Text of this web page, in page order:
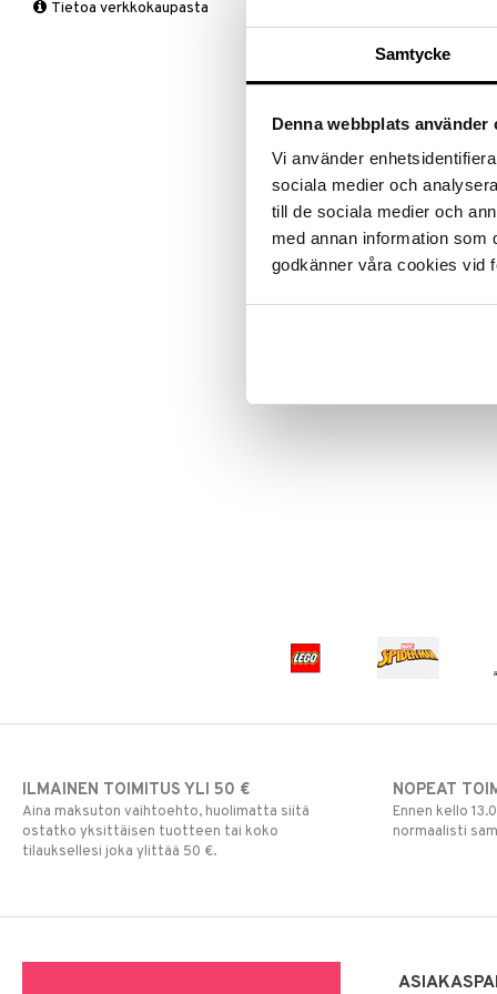
Samtycke
Denna webbplats använder
Vi använder
sociala medier och
till de sociala medier och
med annan information som
godkänner våra cookies vid
LEGO Super Heroes
Toimintahahmot
Disney Prinsessat
Vedettävät lelut
Tietoa verkkokaupasta
ILMAINEN TOIMITUS YLI 50 €
Aina maksuton vaihtoehto, huolimatta siitä
ostatko yksittäisen tuotteen tai koko
tilauksellesi joka ylittää 50 €.
NOPEAT
Ennen kello
normaalisti